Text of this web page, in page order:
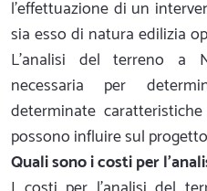
l’effettuazione di un
sia esso di natura edilizia
L'analisi del terreno a
necessaria per
determinate
possono influire sul
Quali sono i costi per